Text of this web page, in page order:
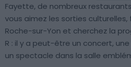
Fayette, de nombreux
vous aimez les sorties
Roche-sur-Yon et cherchez la
R : il y a peut-être un concert,
un spectacle dans la salle